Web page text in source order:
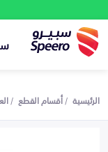
الرئيسية أقسام القطع